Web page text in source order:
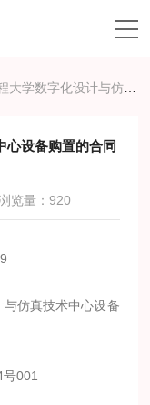
化设计与仿真技术中心设备购置的合同公告
心设备购置的合同
览量：920
与仿真技术中心设备
001